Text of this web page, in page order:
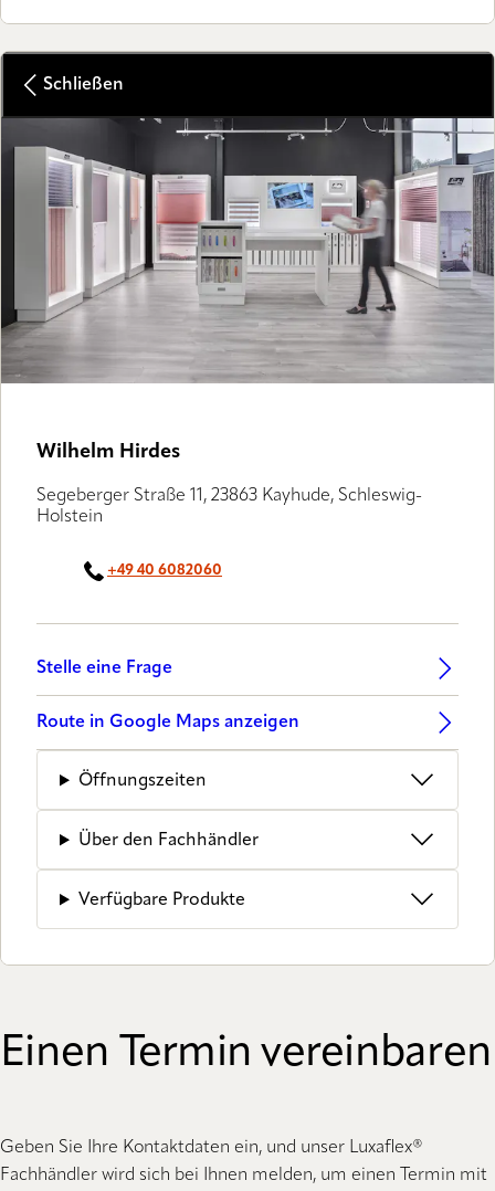
Schließen
Wilhelm Hirdes
Segeberger Straße 11, 23863 Kayhude, Schleswig-
Holstein
+49 40 6082060
Stelle eine Frage
Route in Google Maps anzeigen
Öffnungszeiten
Über den Fachhändler
Verfügbare Produkte
Einen Termin vereinbaren
Geben Sie Ihre Kontaktdaten ein, und unser Luxaflex®
Fachhändler wird sich bei Ihnen melden, um einen Termin mit